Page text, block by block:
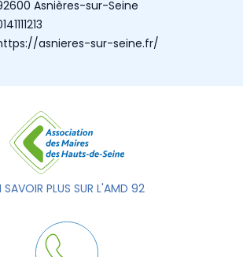
Asnières-sur-Seine
asnieres-sur-seine.fr/
SAVOIR PLUS SUR L'AMD 92